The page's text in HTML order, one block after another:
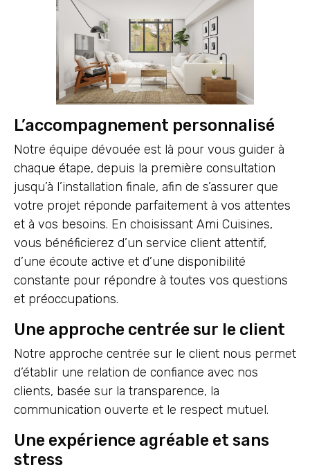
L’accompagnement personnalisé
Notre équipe dévouée est là pour vous guider à
chaque étape, depuis la première consultation
jusqu’à l’installation finale, afin de s’assurer que
votre projet réponde parfaitement à vos attentes
et à vos besoins. En choisissant Ami Cuisines,
vous bénéficierez d’un service client attentif,
d’une écoute active et d’une disponibilité
constante pour répondre à toutes vos questions
et préoccupations.
Une approche centrée sur le client
Notre approche centrée sur le client nous permet
d’établir une relation de confiance avec nos
clients, basée sur la transparence, la
communication ouverte et le respect mutuel.
Une expérience agréable et sans
stress